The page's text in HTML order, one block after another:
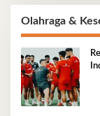
Olahraga &